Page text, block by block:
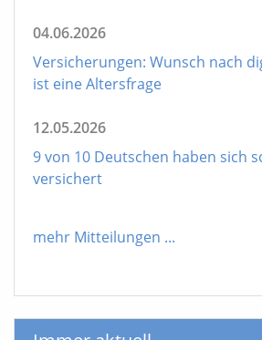
04.06.2026
Versicherungen: Wunsch nach
ist eine Altersfrage
12.05.2026
9 von 10 Deutschen haben sich
versichert
mehr Mitteilungen ...